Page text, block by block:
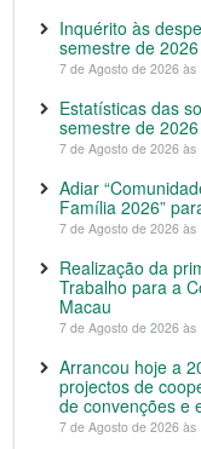
Inquérito às
semestre de 2026
7 de Agosto de 2026 às
Estatísticas das
semestre de 2026
7 de Agosto de 2026 às
Adiar
Família 2026”
7 de Agosto de 2026 às
Realização da
Trabalho para a
Macau
7 de Agosto de 2026 às
Arrancou hoje a
projectos de
de convenções e
7 de Agosto de 2026 às